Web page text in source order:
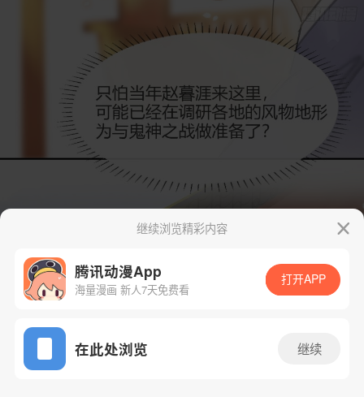
App免费看
继续浏览精彩内容
腾讯动漫App
海量漫画 新人7天免费看
打开APP
在此处浏览 继续